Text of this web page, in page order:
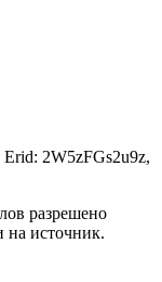
Erid: 2W5zFGs2u9z,
разрешено
на источник.